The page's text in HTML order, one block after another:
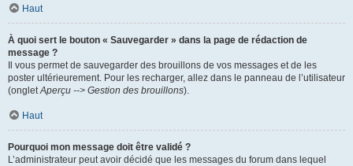
Haut
À quoi sert le bouton « Sauvegarder » dans la page de rédaction de
message ?
Il vous permet de sauvegarder des brouillons de vos messages et de les
poster ultérieurement. Pour les recharger, allez dans le panneau de l’utilisateur
(ongletAperçu --> Gestion des brouillons).
Haut
Pourquoi mon message doit être validé ?
L’administrateur peut avoir décidé que les messages du forum dans lequel